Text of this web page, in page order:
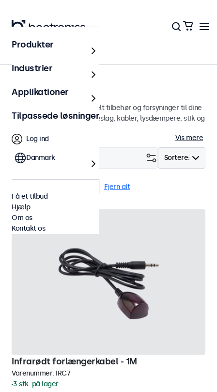
Hjem
Tilbehør
En bred vifte af professionelt tilbehør og forsyninger til dine
Beetronics-skærme. Vægbeslag, kabler, lysdæmpere, stik og
Vis mere
Sortere:
Filter (1)
Fjern alt
Infrarødt forlængerkabel - 1M
Varenummer: IRC7
3 stk. på lager
Produkter
Industrier
Applikationer
Tilpassede løsninger
Log ind
Danmark
Få et tilbud
Hjælp
Om os
Kontakt os